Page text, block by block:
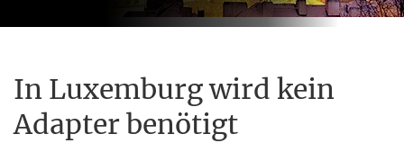
In Luxemburg wird kein
Adapter benötigt